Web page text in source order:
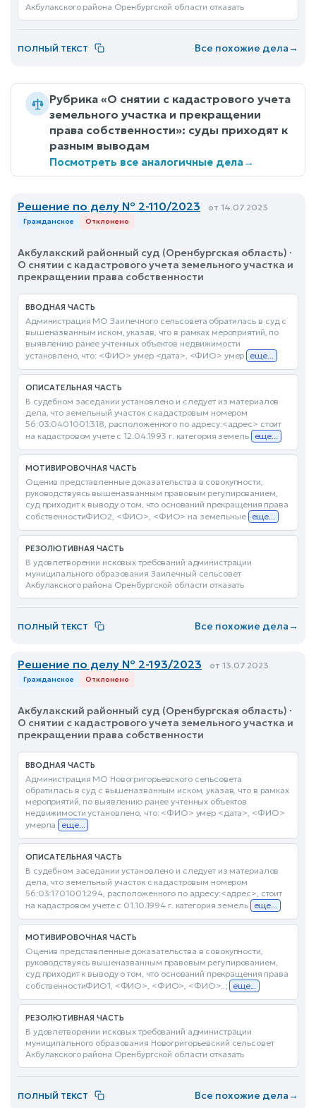
Акбулакского района Оренбургской области отказать
ПОЛНЫЙ ТЕКСТ Все похожие дела→
Рубрика «О снятии с кадастрового учета
земельного участка и прекращении
права собственности»: суды приходят к
разным выводам
Посмотреть все аналогичные дела→
Решение по делу № 2-110/2023 от 14.07.2023
Гражданское Отклонено
Акбулакский районный суд (Оренбургская область) ·
О снятии с кадастрового учета земельного участка и
прекращении права собственности
ВВОДНАЯ ЧАСТЬ
Администрация МО Заилечного сельсовета обратилась в суд с
вышеназванным иском, указав, что в рамках мероприятий, по
выявлению ранее учтенных объектов недвижимости
установлено, что: <ФИО> умер <дата>, <ФИО> умер еще...
ОПИСАТЕЛЬНАЯ ЧАСТЬ
В судебном заседании установлено и следует из материалов
дела, что земельный участок с кадастровым номером
56:03:0401001:318, расположенного по адресу:<адрес> стоит
на кадастровом учете с 12.04.1993 г. категория земель еще...
МОТИВИРОВОЧНАЯ ЧАСТЬ
Оценив представленные доказательства в совокупности,
руководствуясь вышеназванным правовым регулированием,
суд приходит к выводу о том, что оснований прекращения права
собственностиФИО2, <ФИО>, <ФИО> на земельные еще...
РЕЗОЛЮТИВНАЯ ЧАСТЬ
В удовлетворении исковых требований администрации
муниципального образования Заилечный сельсовет
Акбулакского района Оренбургской области отказать
ПОЛНЫЙ ТЕКСТ Все похожие дела→
Решение по делу № 2-193/2023 от 13.07.2023
Гражданское Отклонено
Акбулакский районный суд (Оренбургская область) ·
О снятии с кадастрового учета земельного участка и
прекращении права собственности
ВВОДНАЯ ЧАСТЬ
Администрация МО Новогригорьевского сельсовета
обратилась в суд с вышеназванным иском, указав, что в рамках
мероприятий, по выявлению ранее учтенных объектов
недвижимости установлено, что: <ФИО> умер <дата>, <ФИО>
умерла еще...
ОПИСАТЕЛЬНАЯ ЧАСТЬ
В судебном заседании установлено и следует из материалов
дела, что земельный участок с кадастровым номером
56:03:1701001:294, расположенного по адресу:<адрес>, стоит
на кадастровом учете с 01.10.1994 г. категория земель еще...
МОТИВИРОВОЧНАЯ ЧАСТЬ
Оценив представленные доказательства в совокупности,
руководствуясь вышеназванным правовым регулированием,
суд приходит к выводу о том, что оснований прекращения права
собственностиФИО1, <ФИО>, <ФИО>, <ФИО>..; еще...
РЕЗОЛЮТИВНАЯ ЧАСТЬ
В удовлетворении исковых требований администрации
муниципального образования Новогригорьевский сельсовет
Акбулакского района Оренбургской области отказать
ПОЛНЫЙ ТЕКСТ Все похожие дела→